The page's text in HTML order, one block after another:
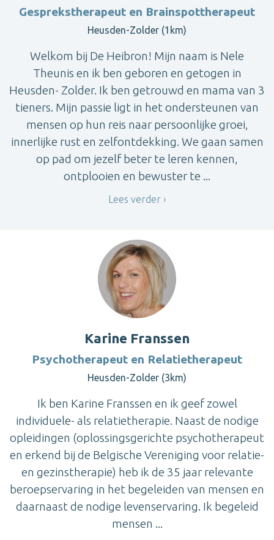
Gesprekstherapeut en Brainspottherapeut
Heusden-Zolder (1km)
Welkom bij De Heibron! Mijn naam is Nele
Theunis en ik ben geboren en getogen in
Heusden- Zolder. Ik ben getrouwd en mama van 3
tieners. Mijn passie ligt in het ondersteunen van
mensen op hun reis naar persoonlijke groei,
innerlijke rust en zelfontdekking. We gaan samen
op pad om jezelf beter te leren kennen,
ontplooien en bewuster te ...
Lees verder
Karine Franssen
Psychotherapeut en Relatietherapeut
Heusden-Zolder (3km)
Ik ben Karine Franssen en ik geef zowel
individuele- als relatietherapie. Naast de nodige
opleidingen (oplossingsgerichte psychotherapeut
en erkend bij de Belgische Vereniging voor relatie-
en gezinstherapie) heb ik de 35 jaar relevante
beroepservaring in het begeleiden van mensen en
daarnaast de nodige levenservaring. Ik begeleid
mensen ...